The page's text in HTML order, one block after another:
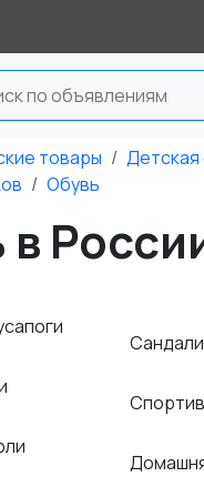
товары
Детская
Обувь